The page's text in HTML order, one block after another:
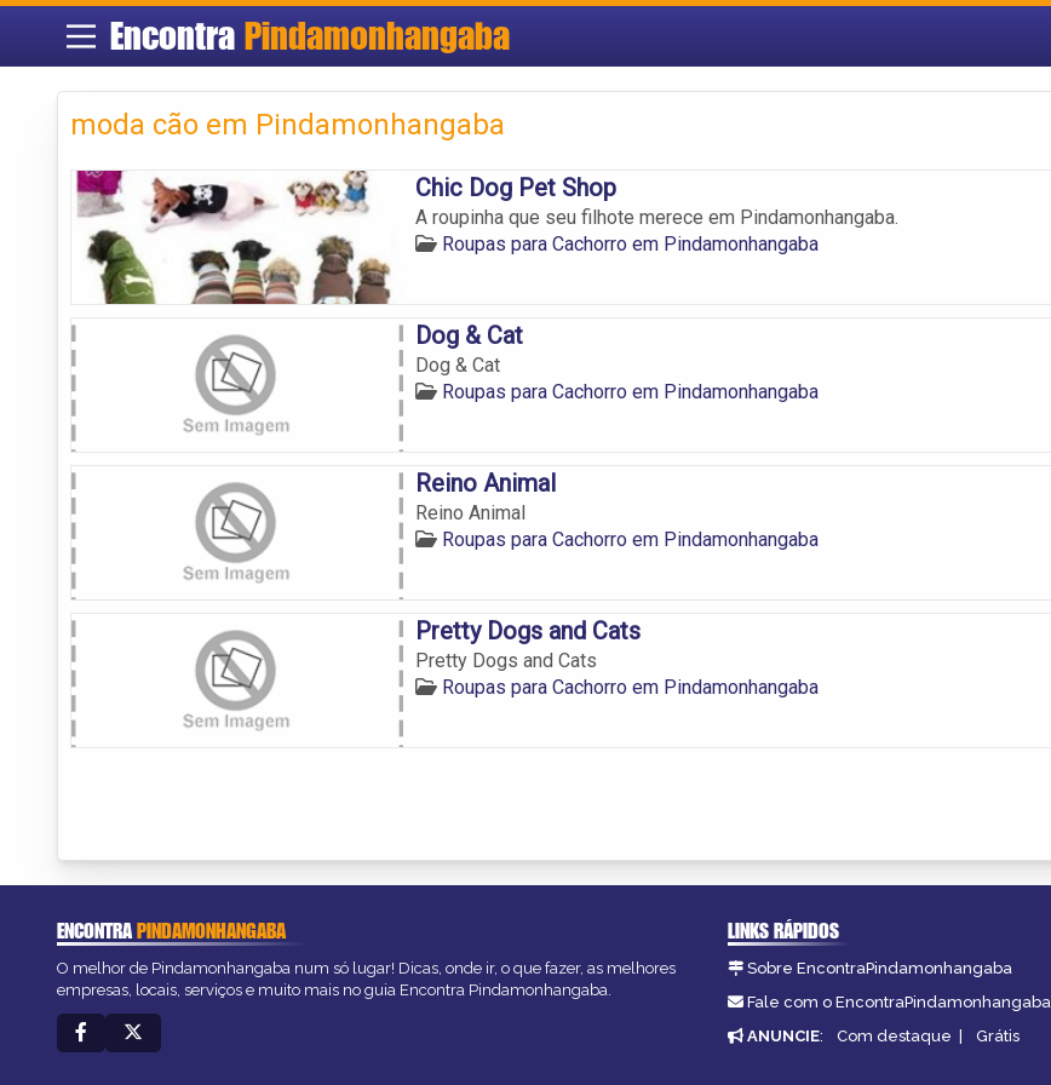
Encontra Pindamonhangaba
moda cão em Pindamonhangaba
Chic Dog Pet Shop
A roupinha que seu filhote merece em Pindamonhangaba.
Roupas para Cachorro em Pindamonhangaba
Dog & Cat
Dog & Cat
Roupas para Cachorro em Pindamonhangaba
Reino Animal
Reino Animal
Roupas para Cachorro em Pindamonhangaba
Pretty Dogs and Cats
Pretty Dogs and Cats
Roupas para Cachorro em Pindamonhangaba
ENCONTRAPINDAMONHANGABA
O melhor de Pindamonhangaba num só lugar! Dicas, onde ir, o que fazer, as melhores
empresas, locais, serviços e muito mais no guia Encontra Pindamonhangaba.
LINKS RÁPIDOS
Sobre EncontraPindamonhangaba
Fale com o EncontraPindamonhangaba
ANUNCIE: Com destaque | Grátis